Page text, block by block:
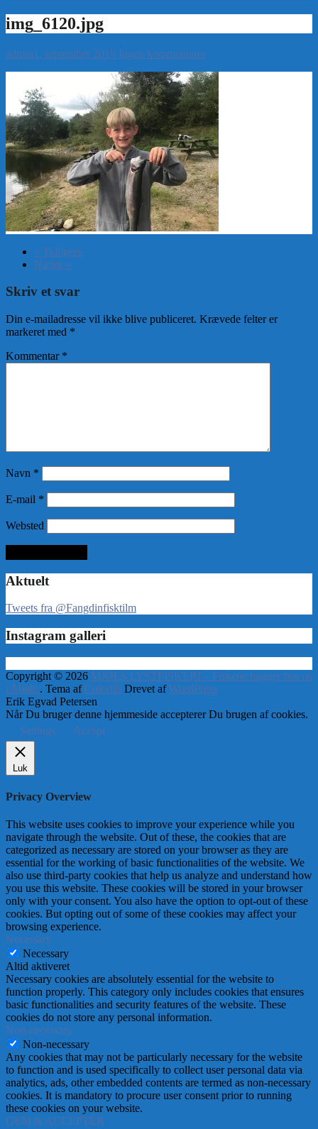
admin1. september 2019 Ingen kommentarer
« Tidligere
Næste »
Skriv et svar
Din e-mailadresse vil ikke blive publiceret. Krævede felter er
markeret med *
Kommentar *
Navn *
E-mail *
Websted
Aktuelt
Tweets fra @Fangdinfisktilm
Instagram galleri
Copyright © 2026 MJØLS LYSTFISKERI – Fiskene hugger hos os
i Mjøls . Tema af Colorlib Drevet afWordPress
Erik Egvad Petersen
Når Du bruger denne hjemmeside accepterer Du brugen af cookies.
Settings
Accept
Luk
Privacy Overview
This website uses cookies to improve your experience while you
navigate through the website. Out of these, the cookies that are
categorized as necessary are stored on your browser as they are
essential for the working of basic functionalities of the website. We
also use third-party cookies that help us analyze and understand how
you use this website. These cookies will be stored in your browser
only with your consent. You also have the option to opt-out of these
cookies. But opting out of some of these cookies may affect your
browsing experience.
Necessary
Necessary
Altid aktiveret
Necessary cookies are absolutely essential for the website to
function properly. This category only includes cookies that ensures
basic functionalities and security features of the website. These
cookies do not store any personal information.
Non-necessary
Non-necessary
Any cookies that may not be particularly necessary for the website
to function and is used specifically to collect user personal data via
analytics, ads, other embedded contents are termed as non-necessary
cookies. It is mandatory to procure user consent prior to running
these cookies on your website.
GEM & ACCEPTÈR